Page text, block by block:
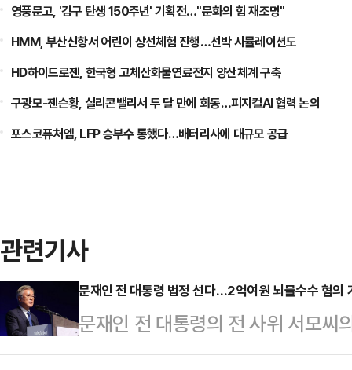
영풍문고, '김구 탄생 150주년' 기획전…"문화의 힘 재조명"
HMM, 부산신항서 어린이 상선체험 진행…선박 시뮬레이션도
HD하이드로젠, 한국형 고체산화물연료전지 양산체계 구축
구광모-젠슨황, 실리콘밸리서 두 달 만에 회동…피지컬AI 협력 논의
포스코퓨처엠, LFP 승부수 통했다…배터리사에 대규모 공급
관련기사
문재인 전 대통령 법정 선다…2억여원 뇌물수수 혐의
문재인 전 대통령의 전 사위 서모씨
검찰이 문 전 대통령을 뇌물수수